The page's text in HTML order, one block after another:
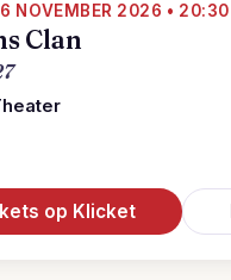
NOVEMBER 2026 • 20:30
Clan
op Klicket